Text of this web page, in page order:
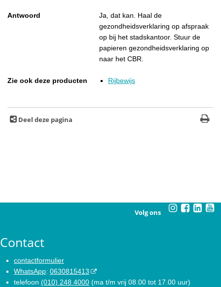
Antwoord
Ja, dat kan. Haal de
gezondheidsverklaring op afspraak
op bij het stadskantoor. Stuur de
papieren gezondheidsverklaring op
naar het CBR.
Zie ook deze producten Rijbewijs
Deel deze pagina
Volg ons
Contact
contactformulier
WhatsApp: 0630815413
telefoon (010) 248 4000 (ma t/m vrij 08.00 tot 17.00 uur)